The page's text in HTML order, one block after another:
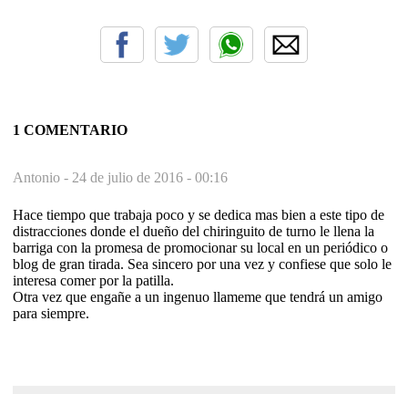
1 COMENTARIO
Antonio - 24 de julio de 2016 - 00:16
Hace tiempo que trabaja poco y se dedica mas bien a este tipo de
distracciones donde el dueño del chiringuito de turno le llena la
barriga con la promesa de promocionar su local en un periódico o
blog de gran tirada. Sea sincero por una vez y confiese que solo le
interesa comer por la patilla.
Otra vez que engañe a un ingenuo llameme que tendrá un amigo
para siempre.